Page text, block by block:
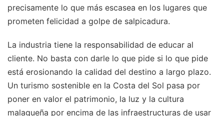
precisamente lo que más escasea en los lugares que
prometen felicidad a golpe de salpicadura.
La industria tiene la responsabilidad de educar al
cliente. No basta con darle lo que pide si lo que pide
está erosionando la calidad del destino a largo plazo.
Un turismo sostenible en la Costa del Sol pasa por
poner en valor el patrimonio, la luz y la cultura
malagueña por encima de las infraestructuras de usar